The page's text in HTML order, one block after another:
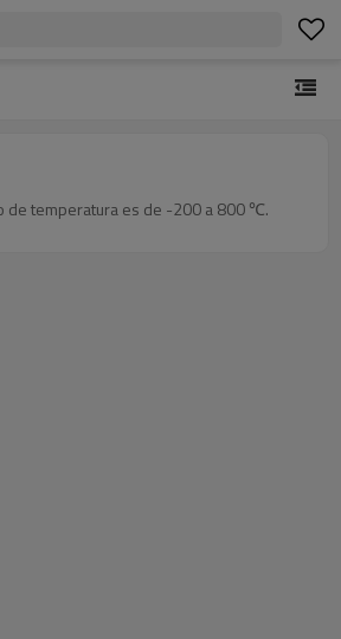
de temperatura es de -200 a 800 ℃.